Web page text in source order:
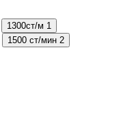
1300ст/м 1
1500 ст/мин 2